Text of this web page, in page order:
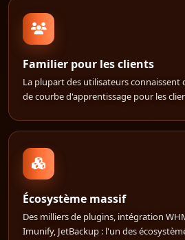
Familier pour les clients
La plupart des utilisateurs connaissent
de courbe d'apprentissage pour les
Écosystème massif
Des milliers de plugins, intégration
Imunify, JetBackup : l'un des